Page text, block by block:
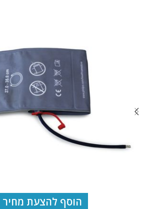
הוסף להצעת מחיר